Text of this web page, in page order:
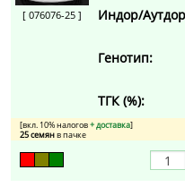
[ 076076-25 ]
Индор/
Генотип:
ТГК (%):
[вкл. 10% налогов+ доставка]
25 семянв пачке